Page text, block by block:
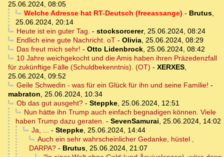
25.06.2024, 08:05
Welche Adresse hat RT-Deutsch (freeassange) - Brutus,
25.06.2024, 20:14
Heute ist ein guter Tag. - stocksorcerer, 25.06.2024, 08:24
Endlich eine gute Nachricht. oT- Olivia, 25.06.2024, 08:29
Das freut mich sehr! - Otto Lidenbrock, 25.06.2024, 08:42
10 Jahre weichgekocht und die Amis haben ihren Präzedenzfall
für zukünftige Fälle (Schuldbekenntnis). (OT) - XERXES,
25.06.2024, 09:52
Geile Schwedin - was für ein Glück für ihn und seine Familie! -
mabraton, 25.06.2024, 10:34
Ob das gut ausgeht?- Steppke, 25.06.2024, 12:51
Nun hätte ihn Trump auch einfach begnadigen können. Viele
haben Trump dazu geraten. - SevenSamurai, 25.06.2024, 14:02
Ja, ... - Steppke, 25.06.2024, 14:44
Auch ein sehr wahrscheinlicher Gedanke, hüstel ,
DARPA? - Brutus, 25.06.2024, 21:07